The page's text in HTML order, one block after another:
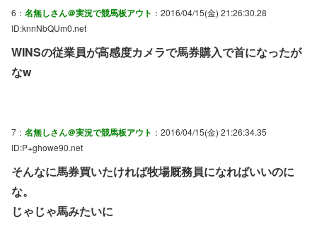
6： 名無しさん＠実況で競馬板アウト ：2016/04/15(金) 21:26:30.28
ID:knnNbQUm0.net
WINSの従業員が高感度カメラで馬券購入で首になったが
なw
7： 名無しさん＠実況で競馬板アウト ：2016/04/15(金) 21:26:34.35
ID:P+ghowe90.net
そんなに馬券買いたければ牧場厩務員になればいいのに
な。
じゃじゃ馬みたいに